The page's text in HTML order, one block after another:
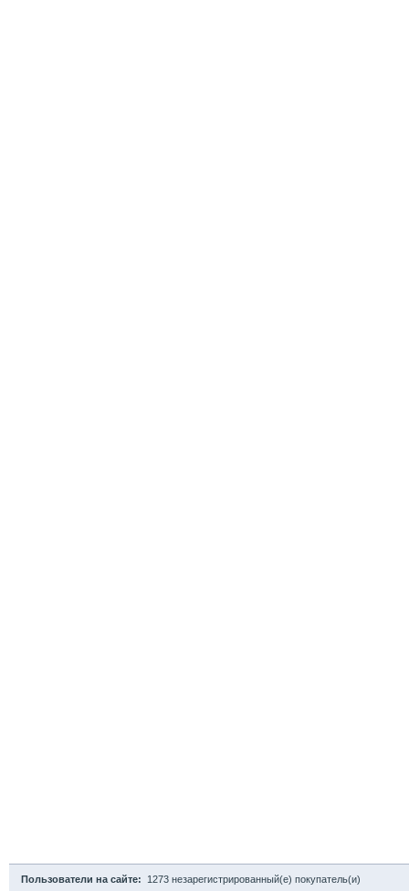
Пользователи на сайте: 1273 незарегистрированный(е) покупатель(и)